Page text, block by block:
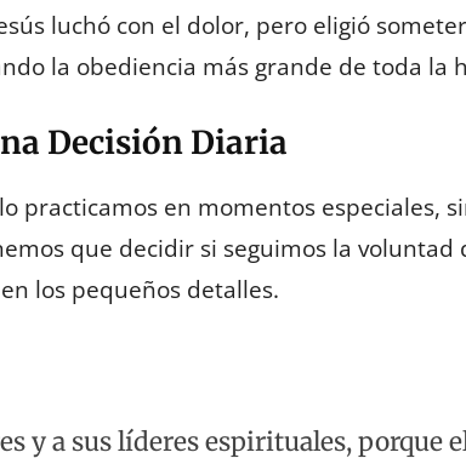
luchó con el dolor, pero eligió
la obediencia más grande de toda la
Decisión Diaria
practicamos en momentos especiales,
que decidir si seguimos la voluntad
los pequeños detalles.
y a sus líderes espirituales, porque